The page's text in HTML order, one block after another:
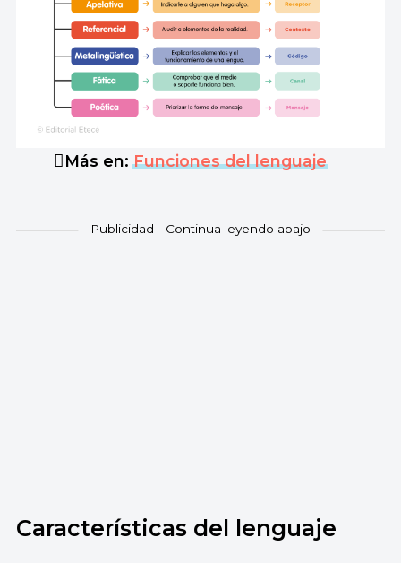
Más en:Funciones del lenguaje
Características del lenguaje